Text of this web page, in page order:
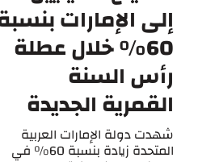
إلى الإمارات
60٪ خلال عطلة
رأس السنة
القمرية الجديدة
شهدت دولة الإمارات العربية
المتحدة زيادة بنسبة 60٪ في